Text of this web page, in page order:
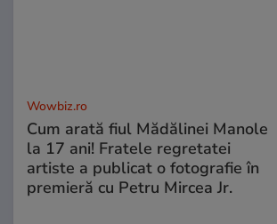
Wowbiz.ro
Cum arată fiul Mădălinei Manole
la 17 ani! Fratele regretatei
artiste a publicat o fotografie în
premieră cu Petru Mircea Jr.